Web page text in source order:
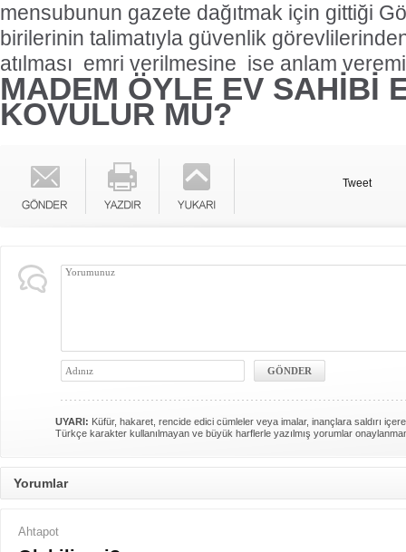
mensubunun gazete dağıtmak için gittiği
birilerinin talimatıyla güvenlik
atılması emri verilmesine ise anlam
MADEM ÖYLE EV SAHİBİ
KOVULUR MU?
Tweet
UYARI: Küfür, hakaret, rencide edici cümleler veya imalar, inançlara saldırı
Türkçe karakter kullanılmayan ve büyük harflerle yazılmış yorumlar
Yorumlar
Ahtapot